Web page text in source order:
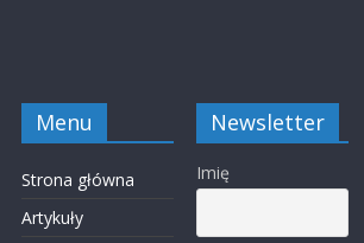
Menu
Strona główna
Artykuły
Newsletter
Imię